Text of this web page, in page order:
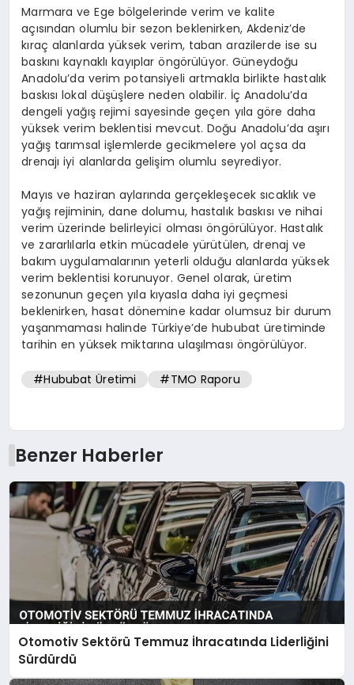
Marmara ve Ege bölgelerinde verim ve kalite
açısından olumlu bir sezon beklenirken, Akdeniz’de
kıraç alanlarda yüksek verim, taban arazilerde ise su
baskını kaynaklı kayıplar öngörülüyor. Güneydoğu
Anadolu’da verim potansiyeli artmakla birlikte hastalık
baskısı lokal düşüşlere neden olabilir. İç Anadolu’da
dengeli yağış rejimi sayesinde geçen yıla göre daha
yüksek verim beklentisi mevcut. Doğu Anadolu’da aşırı
yağış tarımsal işlemlerde gecikmelere yol açsa da
drenajı iyi alanlarda gelişim olumlu seyrediyor.
Mayıs ve haziran aylarında gerçekleşecek sıcaklık ve
yağış rejiminin, dane dolumu, hastalık baskısı ve nihai
verim üzerinde belirleyici olması öngörülüyor. Hastalık
ve zararlılarla etkin mücadele yürütülen, drenaj ve
bakım uygulamalarının yeterli olduğu alanlarda yüksek
verim beklentisi korunuyor. Genel olarak, üretim
sezonunun geçen yıla kıyasla daha iyi geçmesi
beklenirken, hasat dönemine kadar olumsuz bir durum
yaşanmaması halinde Türkiye’de hububat üretiminde
tarihin en yüksek miktarına ulaşılması öngörülüyor.
#Hububat Üretimi #TMO Raporu
Benzer Haberler
Otomotiv Sektörü Temmuz İhracatında Liderliğini
Sürdürdü